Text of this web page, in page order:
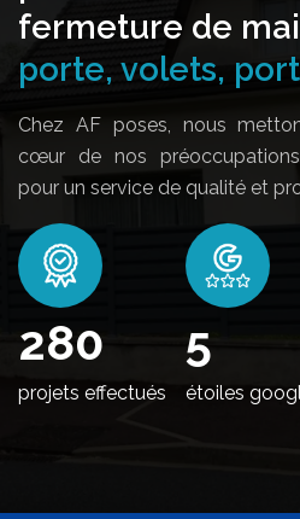
fermeture de
porte, volets,
Chez AF poses, nous
cœur de nos
pour un service de qualité et
330
projets effectués
5
étoiles